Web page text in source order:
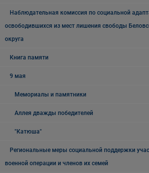
Наблюдательная комиссия по социальной
освободившихся из мест лишения свободы
округа
Книга памяти
9 мая
Мемориалы и памятники
Аллея дважды победителей
"Катюша"
Региональные меры социальной поддержки
военной операции и членов их семей